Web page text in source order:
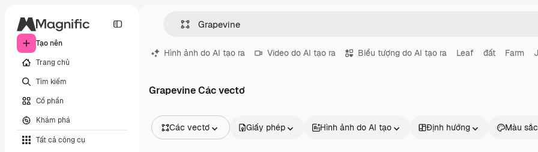
Tạo nên
Trang chủ
Tìm kiếm
Cổ phần
Khám phá
Tất cả công cụ
Hình ảnh do AI tạo ra Video do AI tạo ra Biểu tượng do AI tạo ra Leaf đất Farm
Grapevine Các vectơ
Các vectơ Giấy phép Hình ảnh do AI tạo Định hướng Màu sắc